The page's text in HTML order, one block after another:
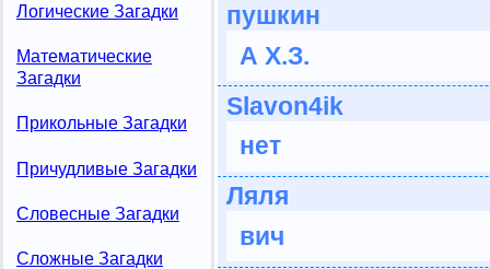
Логические Загадки
Математические
Загадки
Прикольные Загадки
Причудливые Загадки
Словесные Загадки
Сложные Загадки
пушкин
А Х.З.
Slavon4ik
нет
Ляля
вич